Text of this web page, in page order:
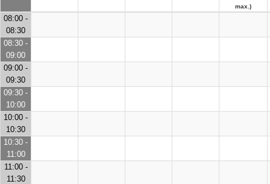
max.)
08:00 -
08:30
08:30 -
09:00
09:00 -
09:30
09:30 -
10:00
10:00 -
10:30
10:30 -
11:00
11:00 -
11:30